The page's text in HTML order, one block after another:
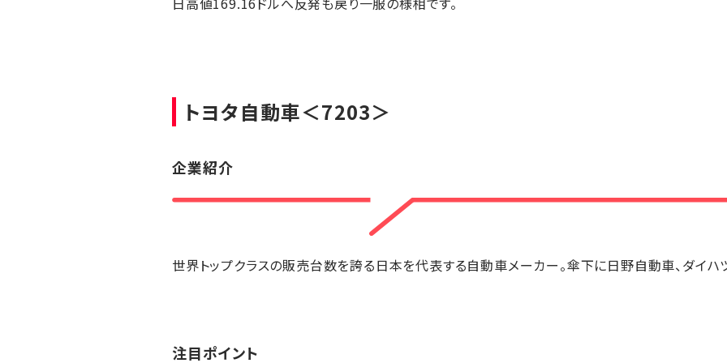
トヨタ自動車＜7203＞
企業紹介
世界トップクラスの販売台数を誇る日本を代表する自動車メーカー。傘下に日野自動車、ダイハ
注目ポイント